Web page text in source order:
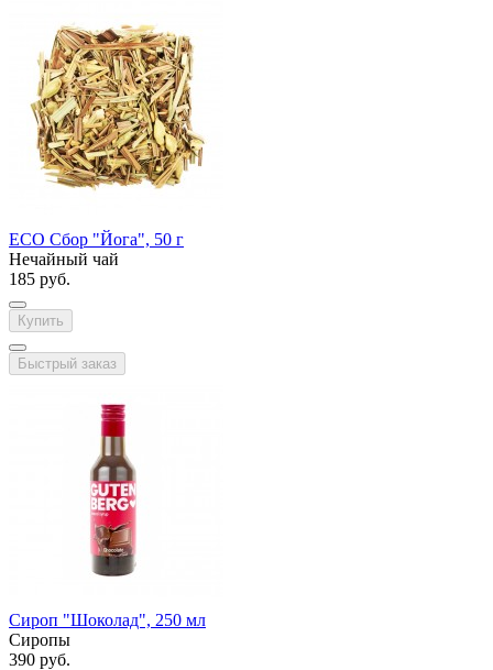
ECO Сбор "Йога", 50 г
Нечайный чай
185 руб.
Купить
Быстрый заказ
Сироп "Шоколад", 250 мл
Сиропы
390 руб.